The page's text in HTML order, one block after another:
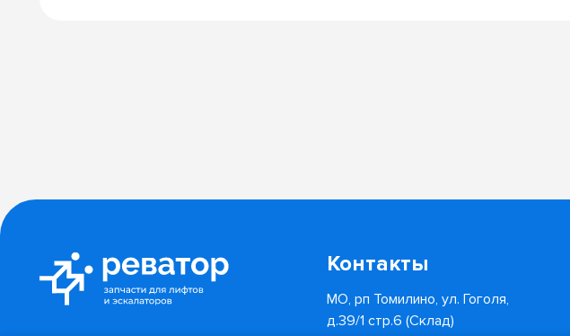
Контакты
МО, рп Томилино, ул. Гоголя,
д.39/1 стр.6 (Склад)